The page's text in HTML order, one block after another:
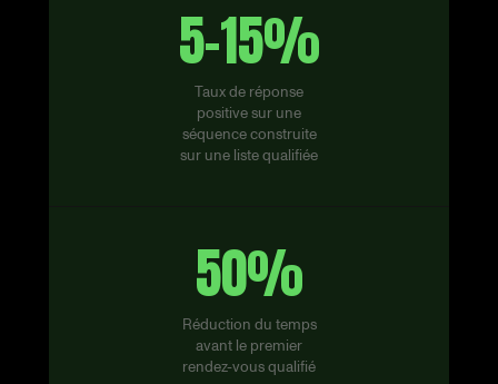
5-15%
Taux de réponse
positive sur une
séquence construite
sur une liste qualifiée
50%
Réduction du temps
avant le premier
rendez-vous qualifié